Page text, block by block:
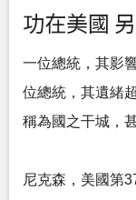
功在美國
一位總統，其影
位總統，其遺緒
稱為國之干城，
尼克森，美國第